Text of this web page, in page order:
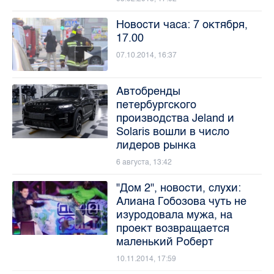
Новости часа: 7 октября,
17.00
07.10.2014, 16:37
Автобренды
петербургского
производства Jeland и
Solaris вошли в число
лидеров рынка
6 августа, 13:42
"Дом 2", новости, слухи:
Алиана Гобозова чуть не
изуродовала мужа, на
проект возвращается
маленький Роберт
10.11.2014, 17:59